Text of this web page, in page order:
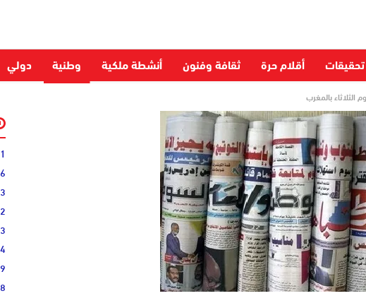
تحقيقات أقلام حرة ثقافة وفنون أنشطة ملكية وطنية دولي
الثلاثاء بالمغرب